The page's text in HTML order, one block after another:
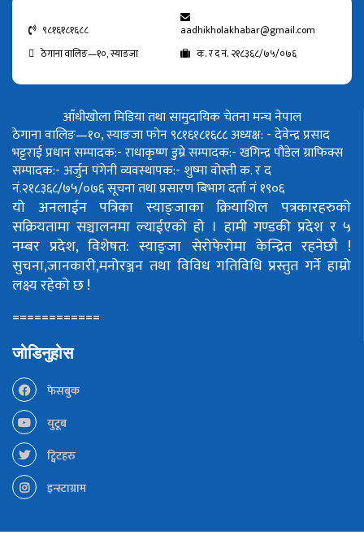
९८१६१८१६८८
aadhikholakhabar@gmail.com
ठेगाना वालिङ—१०, स्याङजा
क. र द नं. २१८३६८/७५/०७६
आँधीखोला मिडिया तथा सामुदायिक चेतना मन्च नेपाल
ठेगाना वालिङ—१०, स्याङजा फोन ९८१६१८१६८८अध्यक्ष: - देवेन्द्र प्रसाद
भट्टराईप्रधान सम्पादक:- राधाकृष्ण डुम्रेसम्पादक:- खगिन्द्र पौडेलग्राफिक्स
सम्पादक:- अर्जुन पंगेनीव्यवस्थापक:- शुष्मा वोस्तीक. र द
नं.२१८३६८/७५/०७६सूचना तथा प्रसारण बिभाग दर्ता नं १९०६
यो अनलाईन पत्रिका स्याङ्जाका क्रियाशिल पत्रकारहरुको
सक्रियतामा सञ्चालनमा ल्याईएको हो । हामी गण्डकी प्रदेश र ५
नम्बर प्रदेश, विशेषत: स्याङ्जा सेरोफेरोमा केन्द्रित रहनेछौ !
सुचना,जानकारी,मनोरञ्जन तथा विविध गतिविधि प्रस्तुत गर्ने हाम्रो
लक्ष्य रहेको छ !
============
जोडिनुहोस
फेसबुक
युटूब
ट्विटहरु
इन्स्टाग्राम